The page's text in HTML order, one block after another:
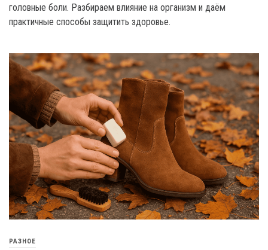
головные боли. Разбираем влияние на организм и даём
практичные способы защитить здоровье.
РАЗНОЕ